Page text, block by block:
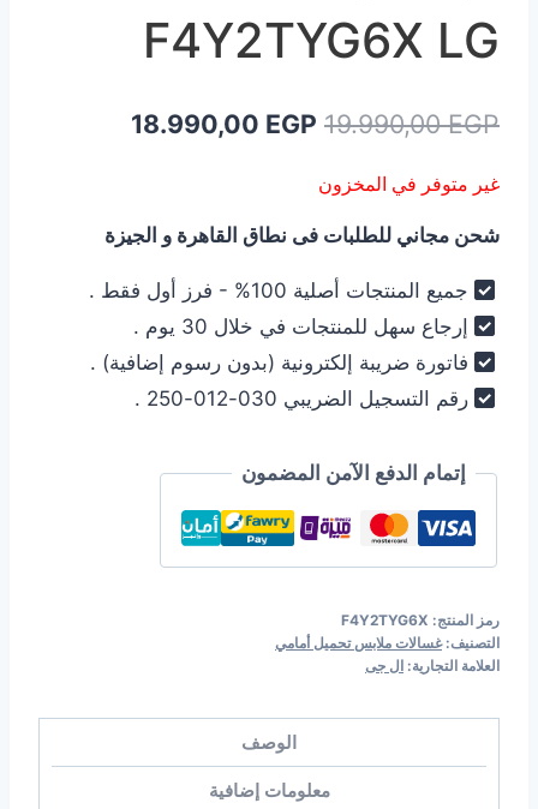
F4Y2TYG6X LG
19.990,00EGP
السعر
19.990,00 EGP.
18.990,00 EGP
18.990,00 EGP.
غير متوفر في المخزون
شحن مجاني للطلبات فى نطاق القاهرة و الجيزة
جميع المنتجات أصلية 100% - فرز أول فقط .
إرجاع سهل للمنتجات في خلال 30 يوم .
فاتورة ضريبة إلكترونية (بدون رسوم إضافية) .
رقم التسجيل الضريبي 030-012-250 .
إتمام الدفع الآمن المضمون
رمز المنتج: F4Y2TYG6X
التصنيف:غسالات ملابس تحميل أمامي
العلامة التجارية: ال جى
الوصف
معلومات إضافية